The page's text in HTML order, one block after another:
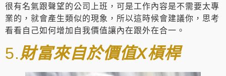
很有名氣跟聲望的公司上班，可是工作內容是不需要太專
業的，就會產生類似的現象，所以這時候會建議你，思考
看看自己如何增加自我價值讓內在跟外在合一。
5.財富來自於價值X槓桿